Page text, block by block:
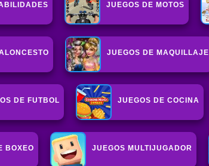
JUEGOS DE MOTOS
JUEGOS DE MAQUILLAJE
DE FUTBOL JUEGOS DE COCINA
BOXEO JUEGOS MULTIJUGADOR